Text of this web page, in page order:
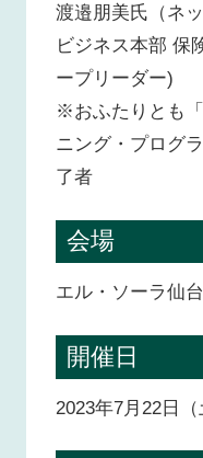
渡邉朋美氏（ネ
ビジネス本部 保
ープリ
※おふたりとも
ニング・プログ
了者
会場
エル・ソーラ仙
開催日
2023年7月22日（